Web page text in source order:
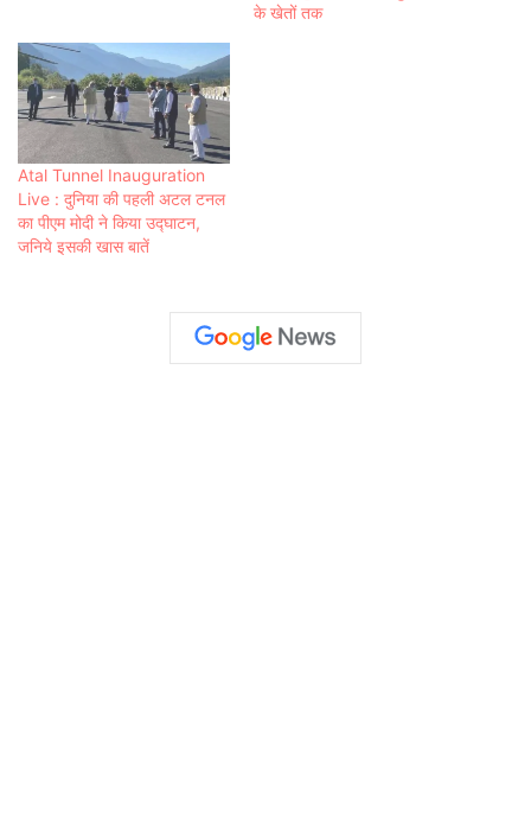
के खेतों तक
Atal Tunnel Inauguration
Live : दुनिया की पहली अटल टनल
का पीएम मोदी ने किया उद्घाटन,
जनिये इसकी खास बातें